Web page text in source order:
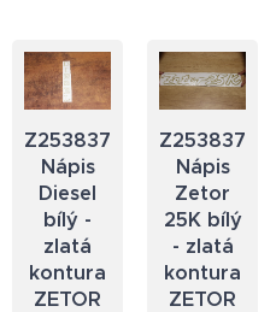
Z2538374.23
Nápis
Diesel
bílý -
zlatá
kontura
ZETOR
Z2538373.23
Nápis
Zetor
25K bílý
- zlatá
kontura
ZETOR